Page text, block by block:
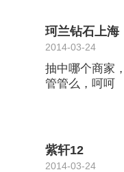
珂兰钻石上海
2014-03-24
抽中哪个商家
管管么，呵呵
紫轩12
2014-03-24